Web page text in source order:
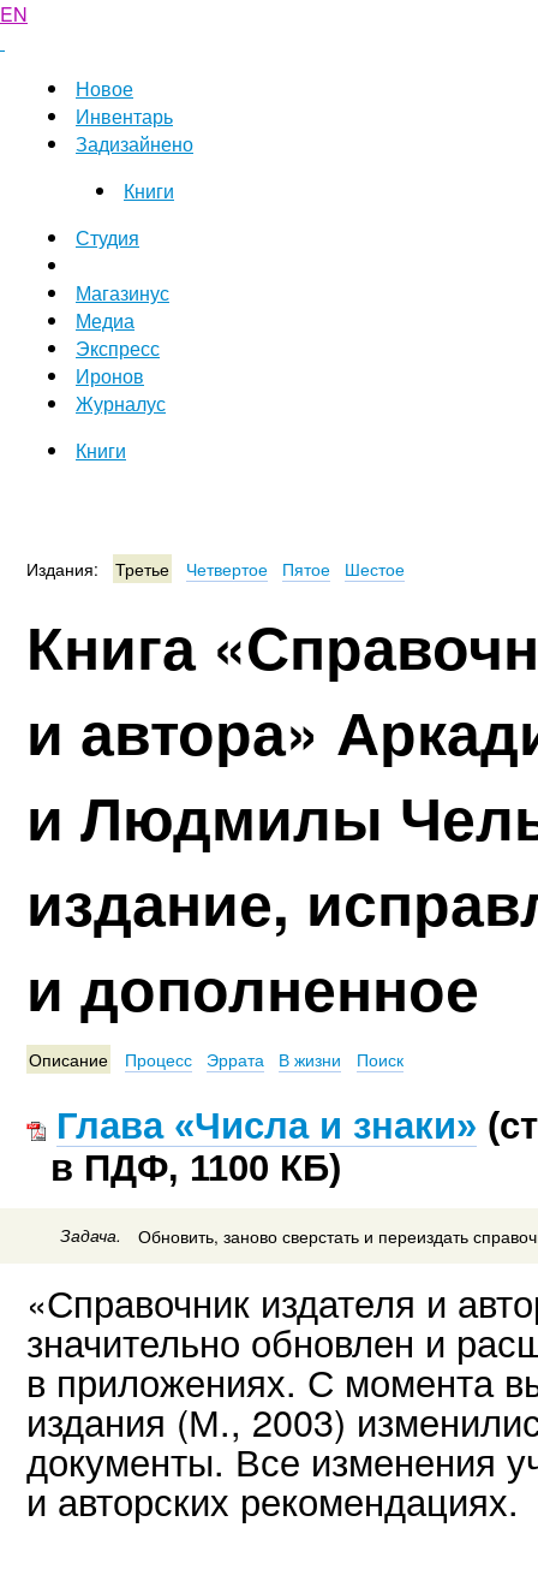
EN
Новое
Инвентарь
Задизайнено
Книги
Студия
Магазинус
Медиа
Экспресс
Иронов
Журналус
Книги
Издания: Третье Четвертое Пятое Шестое
Книга
и автора»
и Людмилы
издание,
и дополненное
Описание Процесс Эррата В жизни Поиск
Глава «Числа и знаки»
в ПДФ, 1100 КБ)
Задача. Обновить, заново сверстать и переиздать
«Справочник издателя и
значительно обновлен и
в приложениях. С момента
издания (М., 2003)
документы. Все изменения
и авторских рекомендациях.